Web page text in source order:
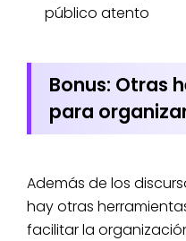
público atento
Bonus: Otras
para
Además de los
hay otras
facilitar la